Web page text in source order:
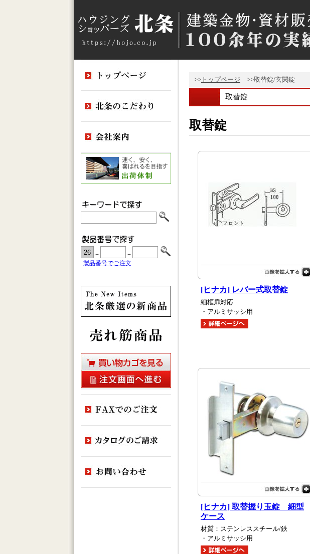
>> トップページ >>取替錠/玄関錠
取替錠
取替錠
[ヒナカ] レバー式取替錠
細框扉対応
・アルミサッシ用
[ヒナカ] 取替握り玉錠 細型
ケース
材質：ステンレススチール/鉄
・アルミサッシ用
－ －
製品番号でご注文